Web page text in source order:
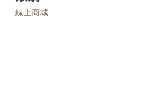
線上商城